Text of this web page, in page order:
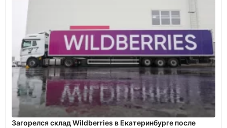
Загорелся склад Wildberries в Екатеринбурге после